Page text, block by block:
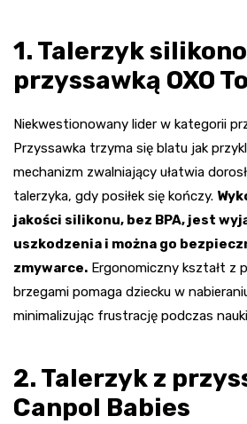
1. Talerzyk
przyssawką OXO
Niekwestionowany lider w kategorii
Przyssawka trzyma się blatu jak
mechanizm zwalniający ułatwia
talerzyka, gdy posiłek się kończy.
jakości silikonu, bez BPA, jest
uszkodzenia i można go
zmywarce. Ergonomiczny kształt z
brzegami pomaga dziecku w
minimalizując frustrację podczas
2. Talerzyk z
Canpol Babies